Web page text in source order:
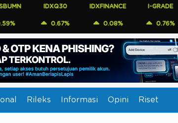
IDXQ30
0.67%
IDXFINANCE
0.08%
I-GRADE
0.76%
Rileks Informasi Opini Riset